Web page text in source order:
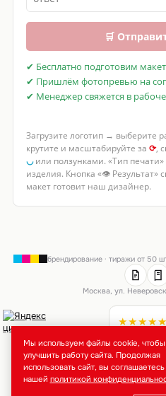
🛒
✔ Бесплатно подготовим
✔ Пришлём фотопревью на
✔ Менеджер свяжется в
Загрузите логотип → выберите
крутите и масштабируйте за ⟳,
◡или ползунками. «Тип
изделия. Кнопка «👁 Результат»
макет готовит наш дизайнер.
брендирование · тиражи от 50
Москва, ул.
★★★★★
Мы используем файлы cookie, чтобы
улучшить работу сайта. Продолжая
использовать сайт, вы соглашаетесь
нашей политикой